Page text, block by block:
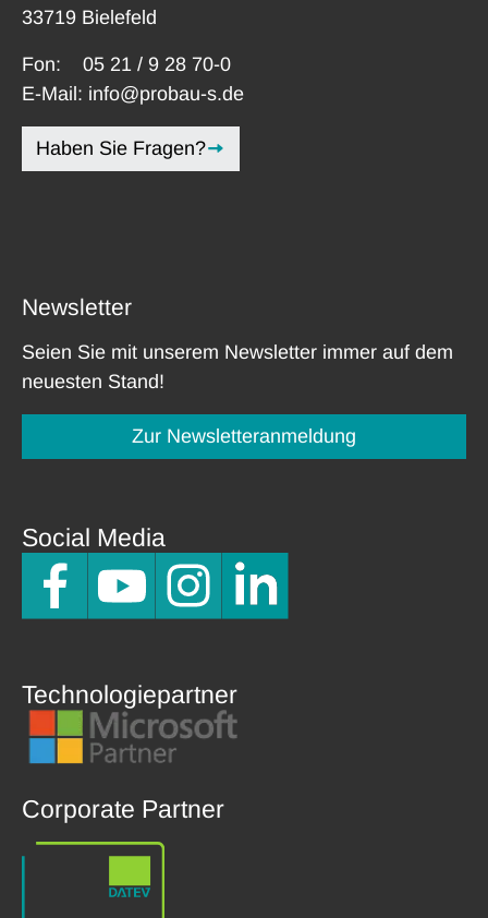
33719 Bielefeld
Fon: 05 21 / 9 28 70-0
E-Mail: info@probau-s.de
Haben Sie Fragen?
Newsletter
Seien Sie mit unserem Newsletter immer auf dem
neuesten Stand!
Zur Newsletteranmeldung
Social Media
Technologiepartner
Corporate Partner